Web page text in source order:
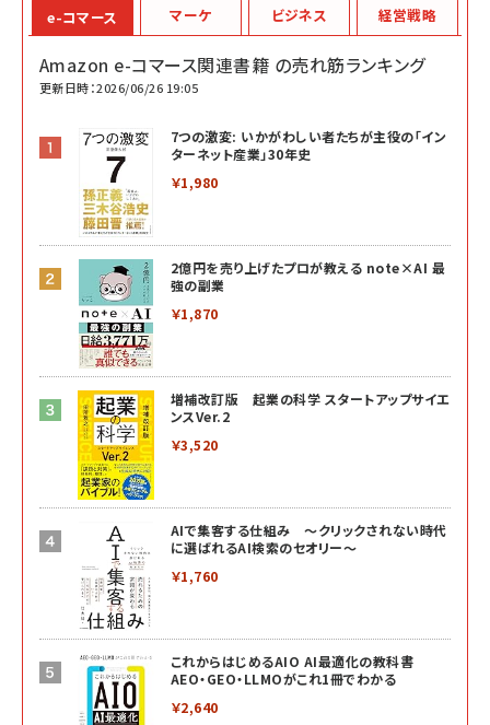
e-コマース
Amazon e-コマース関連書籍 の売れ筋ランキング
更新日時：2026/06/26 19:05
7つの激変: いかがわしい者たちが主役の「イン
ターネット産業」30年史
￥1,980
2億円を売り上げたプロが教える note×AI 最
強の副業
￥1,870
増補改訂版 起業の科学 スタートアップサイエ
ンスVer.2
￥3,520
AIで集客する仕組み ～クリックされない時代
に選ばれるAI検索のセオリー～
￥1,760
これからはじめるAIO AI最適化の教科書
AEO・GEO・LLMOがこれ1冊でわかる
￥2,640
マーケ ビジネス 経営戦略